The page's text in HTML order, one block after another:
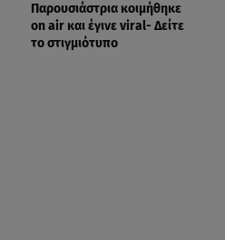
Παρουσιάστρια κοιμήθηκε
on air και έγινε viral- Δείτε
το στιγμιότυπο